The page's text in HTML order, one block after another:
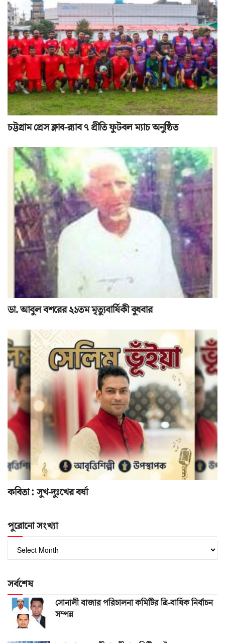
চট্টগ্রাম প্রেস ক্লাব-র‌্যাব ৭ প্রীতি ফুটবল ম্যাচ অনুষ্ঠিত
ডা. আবুল বশরের ২১তম মৃত্যুবার্ষিকী বুধবার
কবিতা : সুখ-দুঃখের বর্ষা
পুরোনো সংখ্যা
পুরোনো
সংখ্যা
সর্বশেষ
সোনালী বাজার পরিচালনা কমিটির ত্রি-বার্ষিক নির্বাচন
সম্পন্ন